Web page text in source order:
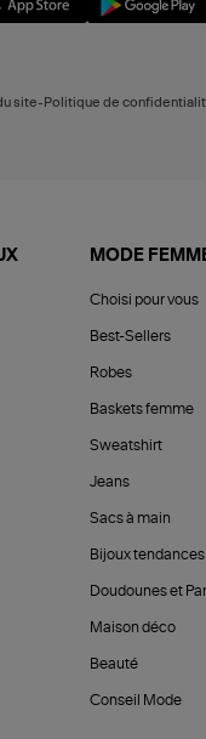
site-Politique de
MODE
Choisi pour vous
Best-Sellers
Robes
Baskets femme
Sweatshirt
Jeans
Sacs à main
Bijoux tendances
Doudounes et
Maison déco
Beauté
Conseil Mode